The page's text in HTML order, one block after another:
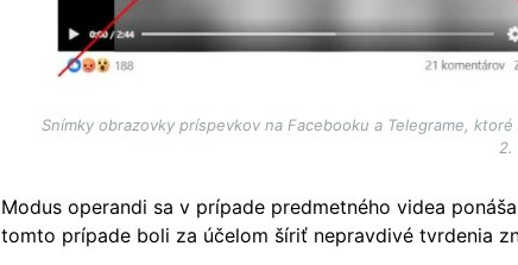
Snímky obrazovky príspevkov na Facebooku a Telegrame,
2.
Modus operandi sa v prípade predmetného videa
tomto prípade boli za účelom šíriť nepravdivé tvrdenia